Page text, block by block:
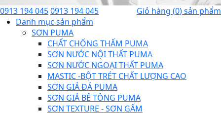
0913 194 0450913 194 045 Giỏ hàng (0) sản phẩm
Danh mục sản phẩm
SƠN PUMA
CHẤT CHỐNG THẤM PUMA
SƠN NƯỚC NỘI THẤT PUMA
SƠN NƯỚC NGOẠI THẤT PUMA
MASTIC -BỘT TRÉT CHẤT LƯỢNG CAO
SƠN GIẢ ĐÁ PUMA
SƠN GIẢ BÊ TÔNG PUMA
SƠN TEXTURE - SƠN GẤM